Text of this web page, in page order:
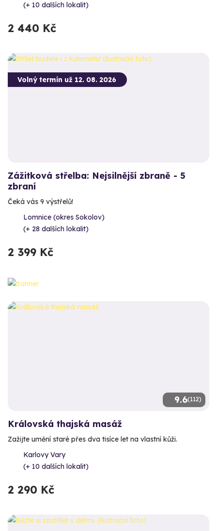
(+ 10 dalších lokalit)
2 440 Kč
Volný termín už 12. 08. 2026
Zážitková střelba: Nejsilnější zbraně - 5
zbraní
Čeká vás 9 výstřelů!
Lomnice (okres Sokolov)
(+ 28 dalších lokalit)
2 399 Kč
9.6(112)
Královská thajská masáž
Zažijte umění staré přes dva tisíce let na vlastní kůži.
Karlovy Vary
(+ 10 dalších lokalit)
2 290 Kč